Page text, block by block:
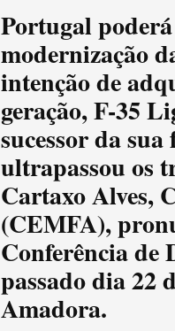
Portugal
modernização
intenção de
geração, F-35
sucessor da
ultrapassou os
Cartaxo Alves,
(CEMFA),
Conferência de
passado dia 22
Amadora.